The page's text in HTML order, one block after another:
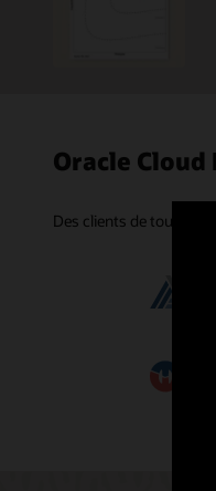
Oracle
Des clients de tous